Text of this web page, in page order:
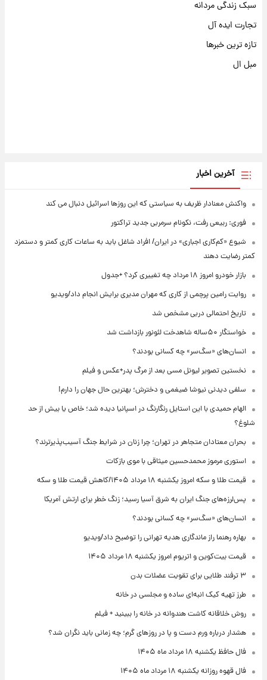
سبک زندگی مردانه
تجارت ایده آل
تازه ترین خبرها
مبل ال
آخرین اخبار
واکنش معنادار ظریف به سیاستی که این روزها اسرائیل دنبال می کند
فوری: ربیعی رفت، نکونام سرمربی جدید تراکتور
شیوع «کم‌کاری اجباری» در ایران/ افراد شاغل باید به ساعات کاری کمتر و دستمزد
کمتر رضایت دهند
بازار خودرو امروز ۱۸ مرداد چه تغییری کرد؟ +جدول
روایت رامین پرچمی از کاری که مهران مدیری برایش انجام داد/ویدیو
تاریخ احتمالی دربی مشخص شد
خواستگار ۵۰ساله شاهدخت لئونور بازداشت شد
انسان‌های «سگ‌سر» چه کسانی بودند؟
نخستین تصویر لیونل مسی بعد از مرگ پدر+عکس و فیلم
سلفی دیدنی نیوشا ضیغمی و دخترش؛ بهترین حال جهان را دارم!
الهام حمیدی با این استایل رنگارنگ در اسپانیا دیده شد؛ خاص یا بیش از حد
شلوغ؟
بحران معتادان متجاهر در تهران؛ چرا زنان در شرایط جنگ آسیب‌پذیرترند؟
استوری مرموز محمدحسین میثاقی با موی بازکات
قیمت طلا و سکه امروز یکشنبه ۱۸ مرداد ۱۴۰۵/کاهش قیمت طلا و سکه
پس‌لرزه‌های جنگ ایران به شرق آسیا رسید؛ زنگ خطر برای ارتش آمریکا
انسان‌های «سگ‌سر» چه کسانی بودند؟
بهاره رهنما راز ماندگاری هدیه تهرانی را توضیح داد/ویدیو
قیمت بیت‌کوین و اتریوم امروز یکشنبه ۱۸ مرداد ۱۴۰۵
۳ ترفند طلایی برای تقویت عضلات بدن
طرز تهیه کیک انبه‌ای ساده و مجلسی در خانه
روش خلاقانه کاشت هندوانه در خانه را ببینید + فیلم
هشدار درباره ورم دست و پا در روزهای گرم؛ چه زمانی باید نگران شد؟
فال حافظ یکشنبه ۱۸ مرداد ماه ۱۴۰۵
فال قهوه روزانه یکشنبه ۱۸ مرداد ماه ۱۴۰۵